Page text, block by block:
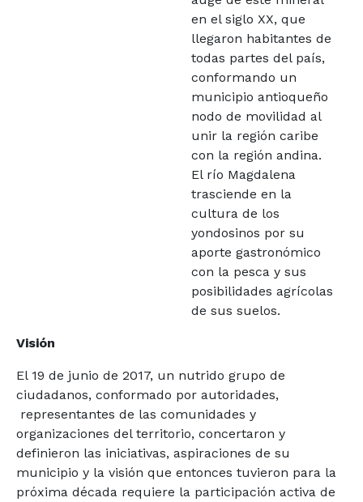
en el siglo XX, que
llegaron habitantes de
todas partes del país,
conformando un
municipio antioqueño
nodo de movilidad al
unir la región caribe
con la región andina.
El río Magdalena
trasciende en la
cultura de los
yondosinos por su
aporte gastronómico
con la pesca y sus
posibilidades agrícolas
de sus suelos.
Visión
El 19 de junio de 2017, un nutrido grupo de
ciudadanos, conformado por autoridades,
representantes de las comunidades y
organizaciones del territorio, concertaron y
definieron las iniciativas, aspiraciones de su
municipio y la visión que entonces tuvieron para la
próxima década requiere la participación activa de